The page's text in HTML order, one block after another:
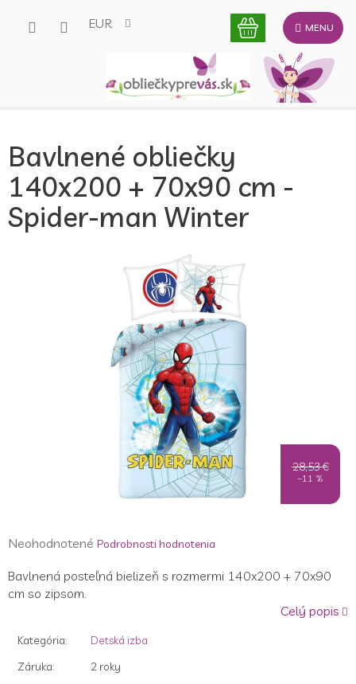
EUR
Bavlnené obliečky
140x200 + 70x90 cm -
Spider-man Winter
28,53 €
–11 %
Priemerné
produktu
je
hviezdičiek.
Neohodnotené Podrobnosti hodnotenia
Bavlnená posteľná bielizeň s rozmermi 140x200 + 70x90
cm so zipsom.
Celý popis
Kategória:
Detská izba
Záruka:
2 roky